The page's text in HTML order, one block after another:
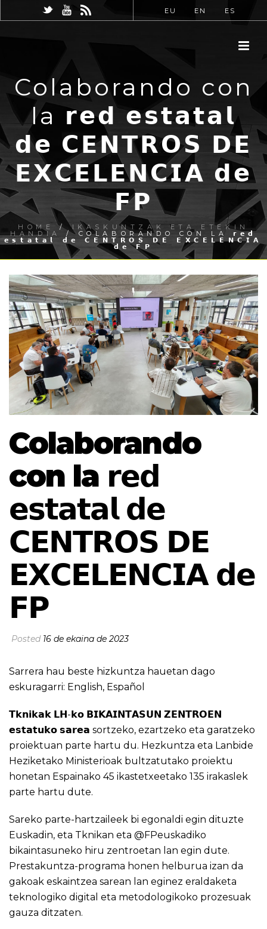
EU EN ES
Colaborando con
la 𝗿𝗲𝗱 𝗲𝘀𝘁𝗮𝘁𝗮𝗹
𝗱𝗲 𝗖𝗘𝗡𝗧𝗥𝗢𝗦 𝗗𝗘
𝗘𝗫𝗖𝗘𝗟𝗘𝗡𝗖𝗜𝗔 𝗱𝗲
𝗙𝗣
HOME /IKASKUNTZAK ETA ETEKIN
HANDIA / COLABORANDO CON LA 𝗿𝗲𝗱
𝗲𝘀𝘁𝗮𝘁𝗮𝗹 𝗱𝗲 𝗖𝗘𝗡𝗧𝗥𝗢𝗦 𝗗𝗘 𝗘𝗫𝗖𝗘𝗟𝗘𝗡𝗖𝗜𝗔
𝗱𝗲 𝗙𝗣
Colaborando
con la 𝗿𝗲𝗱
𝗲𝘀𝘁𝗮𝘁𝗮𝗹 𝗱𝗲
𝗖𝗘𝗡𝗧𝗥𝗢𝗦 𝗗𝗘
𝗘𝗫𝗖𝗘𝗟𝗘𝗡𝗖𝗜𝗔 𝗱𝗲
𝗙𝗣
Posted 16 de ekaina de 2023
Sarrera hau beste hizkuntza hauetan dago
eskuragarri: English, Español
𝗧𝗸𝗻𝗶𝗸𝗮𝗸 𝗟𝗛-𝗸𝗼 𝗕𝗜𝗞𝗔𝗜𝗡𝗧𝗔𝗦𝗨𝗡 𝗭𝗘𝗡𝗧𝗥𝗢𝗘𝗡
𝗲𝘀𝘁𝗮𝘁𝘂𝗸𝗼 𝘀𝗮𝗿𝗲𝗮 sortzeko, ezartzeko eta garatzeko
proiektuan parte hartu du. Hezkuntza eta Lanbide
Heziketako Ministerioak bultzatutako proiektu
honetan Espainako 45 ikastetxeetako 135 irakaslek
parte hartu dute.
Sareko parte-hartzaileek bi egonaldi egin dituzte
Euskadin, eta Tknikan eta @FPeuskadiko
bikaintasuneko hiru zentroetan lan egin dute.
Prestakuntza-programa honen helburua izan da
gakoak eskaintzea sarean lan eginez eraldaketa
teknologiko digital eta metodologikoko prozesuak
gauza ditzaten.